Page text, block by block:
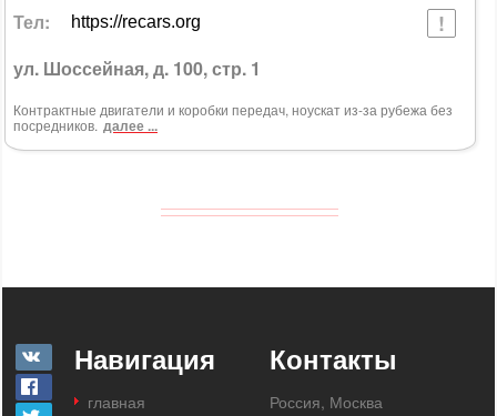
Тел: https://recars.org
ул. Шоссейная, д. 100, стр. 1
Контрактные двигатели и коробки передач, ноускат из-за рубежа без
посредников. далее ...
Навигация
главная
Контакты
Россия, Москва